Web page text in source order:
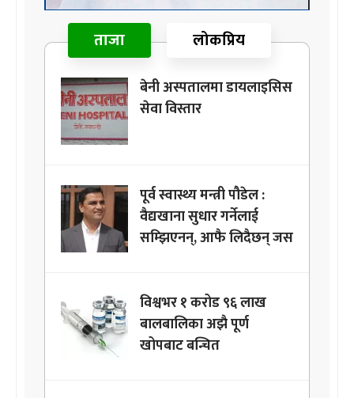
ताजा लोकप्रिय
बेनी अस्पतालमा डायलाइसिस
सेवा विस्तार
पूर्व स्वास्थ्य मन्त्री पौडेल :
वैद्यखाना सुधार गर्नेलाई
सम्झिएनन्, आफै लिदैछन् जस
विश्वभर १ करोड ९६ लाख
बालबालिका अझै पूर्ण
खोपबाट बन्चित